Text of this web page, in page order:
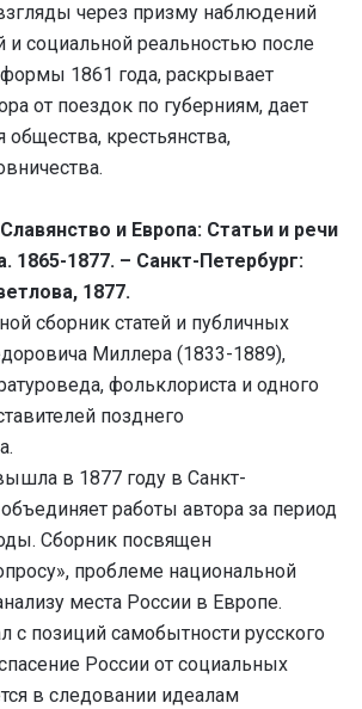
через призму наблюдений
и социальной реальностью после
1861 года, раскрывает
от поездок по губерниям, дает
общества, крестьянства,
и Европа: Статьи и речи
1865-1877. – Санкт-Петербург:
1877.
сборник статей и публичных
Миллера (1833-1889),
фольклориста и одного
позднего
в 1877 году в Санкт-
работы автора за период
Сборник посвящен
проблеме национальной
места России в Европе.
с позиций самобытности русского
спасение России от социальных
в следовании идеалам